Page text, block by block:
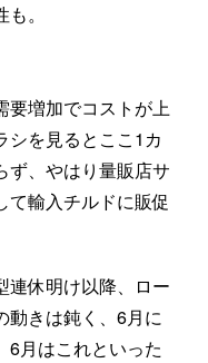
。
要増加でコストが上
シを見るとここ1カ
ず、やはり量販店サ
て輸入チルドに販促
連休明け以降、ロー
動きは鈍く、6月に
6月はこれといった